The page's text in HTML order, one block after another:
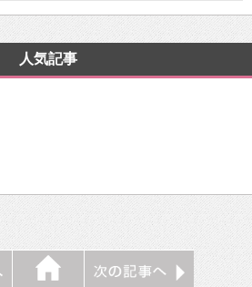
人気記事